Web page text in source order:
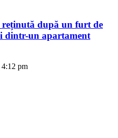
reținută după un furt de
dintr-un apartament
pm